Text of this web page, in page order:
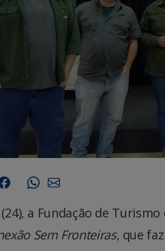
a Fundação de
Sem Fronteiras, que